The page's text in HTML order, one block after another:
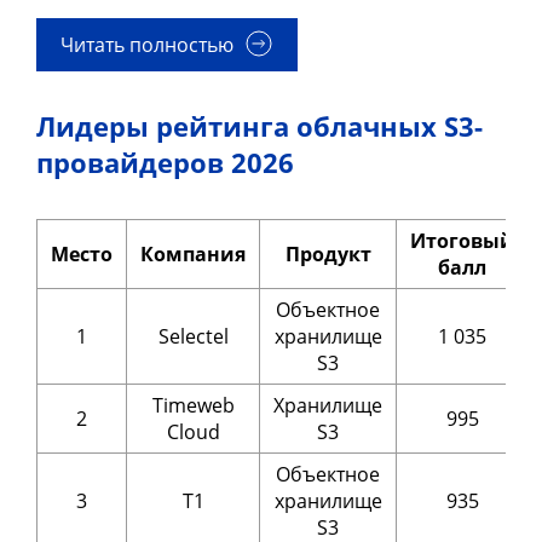
Читать полностью
Лидеры рейтинга облачных S3-
провайдеров 2026
Место Компания Продукт
Итоговый
балл
1 Selectel
Объектное
хранилище
S3
1 035
2
Timeweb
Cloud
Хранилище
S3
995
3 Т1
Объектное
хранилище
S3
935